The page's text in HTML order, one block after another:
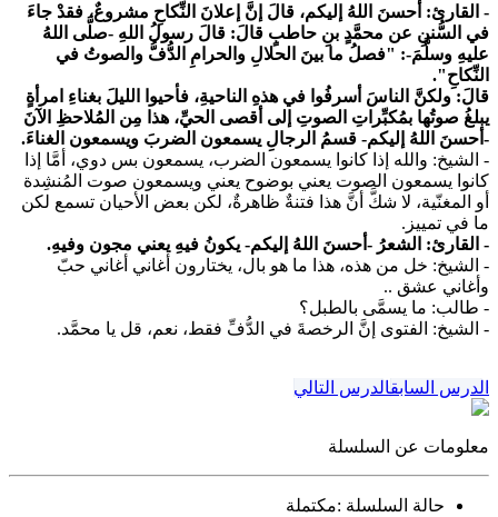
- القارئ: أحسنَ اللهُ إليكم، قالَ إنَّ إعلانَ النِّكاحِ مشروعٌ، فقدْ جاءَ
في السُّننِ عن محمَّدٍ بنِ حاطبٍ قالَ: قالَ رسولُ اللهِ -صلَّى اللهُ
عليهِ وسلَّمَ-: "فصلُ ما بينَ الحلالِ والحرامِ الدُّفُّ والصوتُ في
النِّكاحِ".
قالَ: ولكنَّ الناسَ أسرفُوا في هذهِ الناحيةِ، فأحيوا الليلَ بغناءِ امرأةٍ
يبلغُ صوتُها بمُكبِّراتِ الصوتِ إلى أقصى الحيِّ، هذا مِن المُلاحظِ الآنَ
-أحسنَ اللهُ إليكم- قسمُ الرجالِ يسمعون الضربَ ويسمعون الغناءَ.
- الشيخ: والله إذا كانوا يسمعون الضرب، يسمعون بس دوي، أمَّا إذا
كانوا يسمعون الصوت يعني بوضوح يعني ويسمعون صوت المُنشِدة
أو المغنّية، لا شكَّ أنَّ هذا فتنةٌ ظاهرةٌ، لكن بعض الأحيان تسمع لكن
ما في تمييز.
- القارئ: الشعرُ -أحسنَ اللهُ إليكم- يكونُ فيهِ يعني مجون وفيهِ.
- الشيخ: خل من هذه، هذا ما هو بال، يختارون أغاني أغاني حبّ
وأغاني عشق ..
- طالب: ما يسمَّى بالطبل؟
- الشيخ: الفتوى إنَّ الرخصةَ في الدُّفِّ فقط، نعم، قل يا محمَّد.
الدرس السابقالدرس التالي
معلومات عن السلسلة
حالة السلسلة :مكتملة